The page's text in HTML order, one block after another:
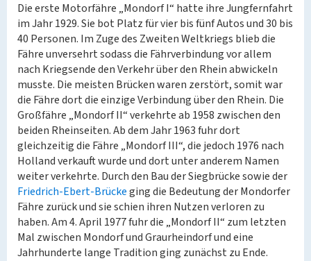
Die erste Motorfähre „Mondorf I“ hatte ihre Jungfernfahrt
im Jahr 1929. Sie bot Platz für vier bis fünf Autos und 30 bis
40 Personen. Im Zuge des Zweiten Weltkriegs blieb die
Fähre unversehrt sodass die Fährverbindung vor allem
nach Kriegsende den Verkehr über den Rhein abwickeln
musste. Die meisten Brücken waren zerstört, somit war
die Fähre dort die einzige Verbindung über den Rhein. Die
Großfähre „Mondorf II“ verkehrte ab 1958 zwischen den
beiden Rheinseiten. Ab dem Jahr 1963 fuhr dort
gleichzeitig die Fähre „Mondorf III“, die jedoch 1976 nach
Holland verkauft wurde und dort unter anderem Namen
weiter verkehrte. Durch den Bau der Siegbrücke sowie der
Friedrich-Ebert-Brückeging die Bedeutung der Mondorfer
Fähre zurück und sie schien ihren Nutzen verloren zu
haben. Am 4. April 1977 fuhr die „Mondorf II“ zum letzten
Mal zwischen Mondorf und Graurheindorf und eine
Jahrhunderte lange Tradition ging zunächst zu Ende.